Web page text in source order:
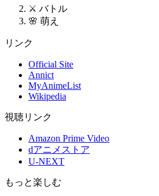
⚔️ バトル
🌸 萌え
リンク
Official Site
Annict
MyAnimeList
Wikipedia
視聴リンク
Amazon Prime Video
dアニメストア
U-NEXT
もっと楽しむ